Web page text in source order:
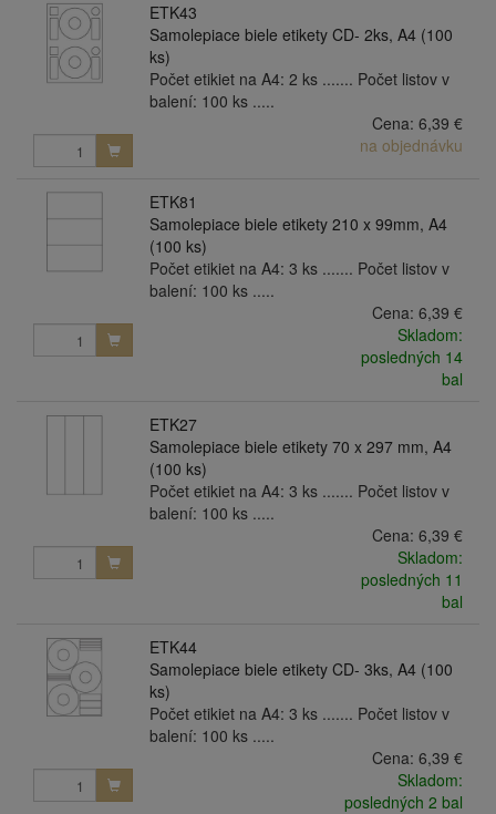
ETK43
Samolepiace biele etikety CD- 2ks, A4 (100
ks)
Počet etikiet na A4: 2 ks ....... Počet listov v
balení: 100 ks .....
Cena: 6,39 €
na objednávku
ETK81
Samolepiace biele etikety 210 x 99mm, A4
(100 ks)
Počet etikiet na A4: 3 ks ....... Počet listov v
balení: 100 ks .....
Cena: 6,39 €
Skladom:
posledných 14
bal
ETK27
Samolepiace biele etikety 70 x 297 mm, A4
(100 ks)
Počet etikiet na A4: 3 ks ....... Počet listov v
balení: 100 ks .....
Cena: 6,39 €
Skladom:
posledných 11
bal
ETK44
Samolepiace biele etikety CD- 3ks, A4 (100
ks)
Počet etikiet na A4: 3 ks ....... Počet listov v
balení: 100 ks .....
Cena: 6,39 €
Skladom:
posledných 2 bal